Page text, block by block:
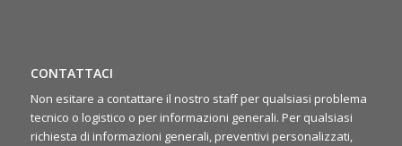
CONTATTACI
Non esitare a contattare il nostro staff per qualsiasi problema
tecnico o logistico o per informazioni generali. Per qualsiasi
richiesta di informazioni generali, preventivi personalizzati,